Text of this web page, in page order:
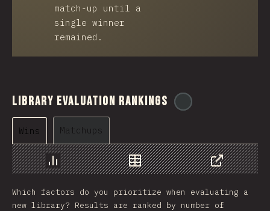
match-up until a
single winner
remained.
Library Evaluation Rankings
Wins Matchups
Chart Data
Share
Which factors do you prioritize when evaluating a
new library? Results are ranked by number of